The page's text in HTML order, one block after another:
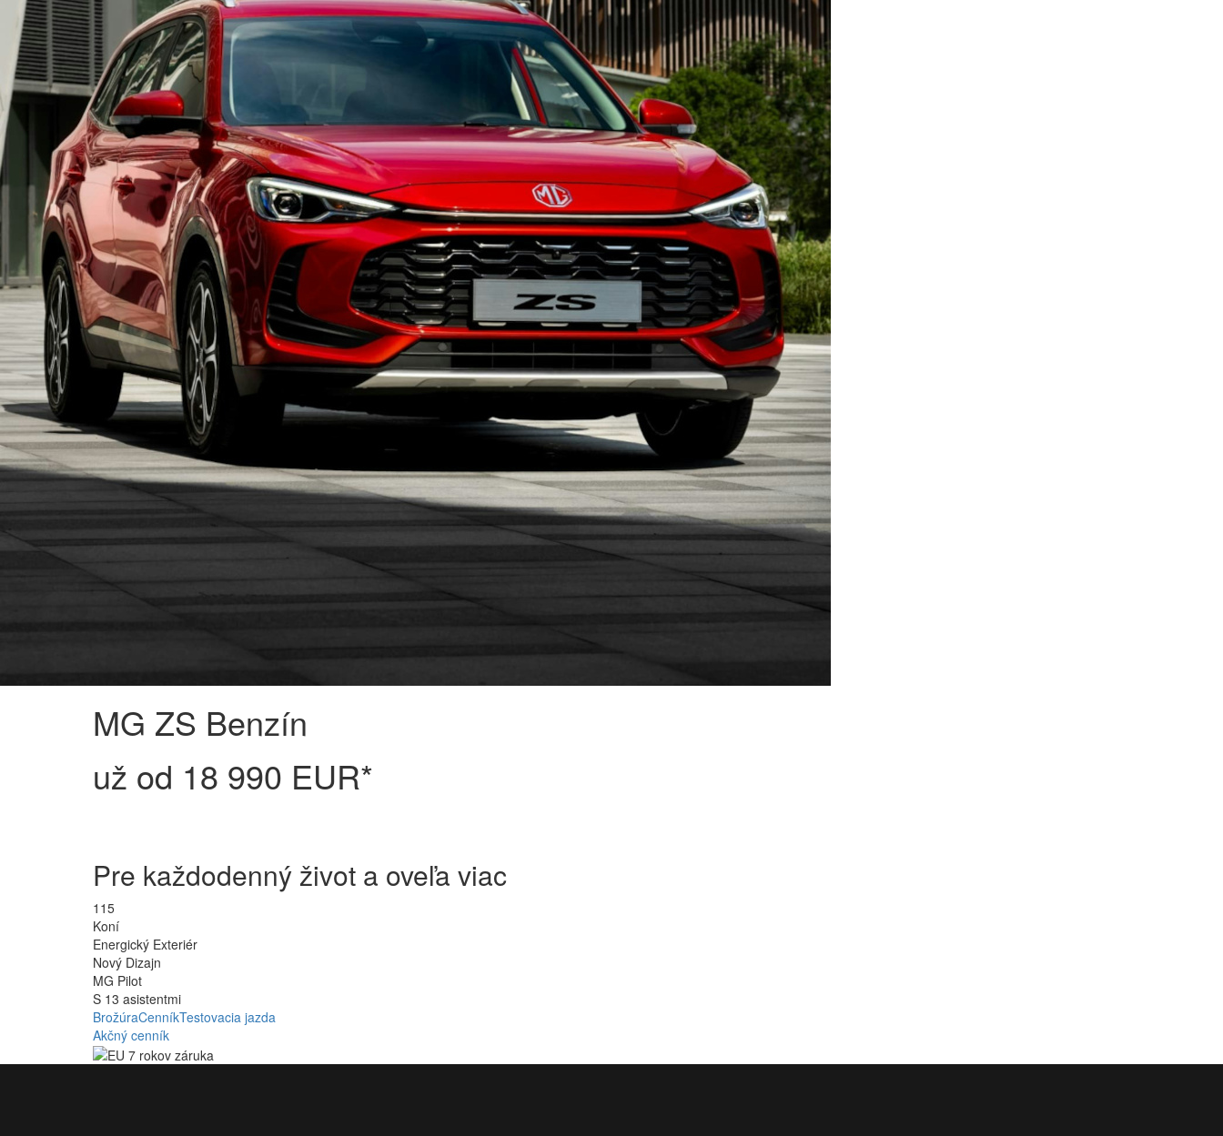
MG ZS Benzín
už od 18 990 EUR*
Pre každodenný život a oveľa viac
115
Koní
Energický Exteriér
Nový Dizajn
MG Pilot
S 13 asistentmi
BrožúraCenníkTestovacia jazda
Akčný cenník